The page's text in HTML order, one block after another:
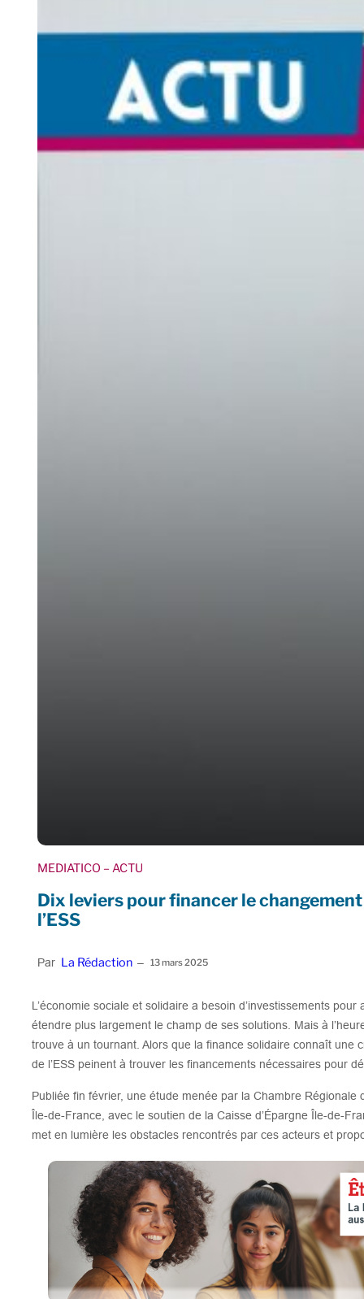
MEDIATICO – ACTU
Dix leviers pour financer le
l’ESS
Par La Rédaction – 13 mars 2025
L’économie sociale et solidaire a besoin d’investissements
étendre plus largement le champ de ses solutions. Mais à
trouve à un tournant. Alors que la finance solidaire connaît une
de l’ESS peinent à trouver les financements nécessaires pour
Publiée fin février, une étude menée par la Chambre Régionale
Île-de-France, avec le soutien de la Caisse d’Épargne Île-de-
met en lumière les obstacles rencontrés par ces acteurs et